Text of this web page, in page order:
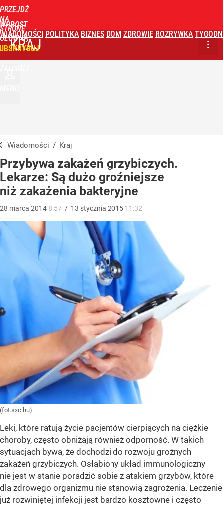
PRZEJDŹ
NA
STRONĘ
GŁÓWNĄ
WPROST
WIADOMOŚCI POLITYKA BIZNES DOM ZDROWIE ROZRYWKA
KRAJ
Wiadomości / Kraj
Przybywa zakażeń grzybiczych.
Lekarze: Są dużo groźniejsze
niż zakażenia bakteryjne
28 marca 2014 8:57 / 13 stycznia 2015 11:32
(fot.sxc.hu)
Leki, które ratują życie pacjentów cierpiących na ciężkie
choroby, często obniżają również odporność. W takich
sytuacjach bywa, że dochodzi do rozwoju groźnych
zakażeń grzybiczych. Osłabiony układ immunologiczny
nie jest w stanie poradzić sobie z atakiem grzybów, które
dla zdrowego organizmu nie stanowią zagrożenia. Leczenie
już rozwiniętej infekcji jest bardzo kosztowne i często